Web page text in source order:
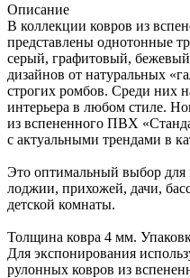
Описание
В коллекции ковров из
представлены однотонные
серый, графитовый,
дизайнов от натуральных
строгих ромбов. Среди них
интерьера в любом стиле.
из вспененного ПВХ
с актуальными трендами в
Это оптимальный выбор для
лоджии, прихожей, дачи,
детской комнаты.
Толщина ковра 4 мм.
Для экспонирования
рулонных ковров из